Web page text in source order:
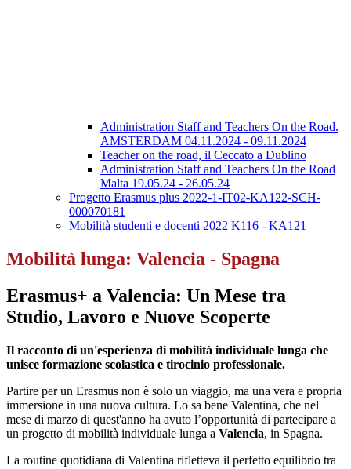
Administration Staff and Teachers On the Road.
AMSTERDAM 04.11.2024 - 09.11.2024
Teacher on the road, il Ceccato a Dublino
Administration Staff and Teachers On the Road
Malta 19.05.24 - 26.05.24
Progetto Erasmus plus 2022-1-IT02-KA122-SCH-
000070181
Mobilità studenti e docenti 2022 K116 - KA121
Mobilità lunga: Valencia - Spagna
Erasmus+ a Valencia: Un Mese tra
Studio, Lavoro e Nuove Scoperte
Il racconto di un'esperienza di mobilità individuale lunga che
unisce formazione scolastica e tirocinio professionale.
Partire per un Erasmus non è solo un viaggio, ma una vera e propria
immersione in una nuova cultura. Lo sa bene Valentina, che nel
mese di marzo di quest'anno ha avuto l’opportunità di partecipare a
un progetto di mobilità individuale lunga a Valencia, in Spagna.
La routine quotidiana di Valentina rifletteva il perfetto equilibrio tra